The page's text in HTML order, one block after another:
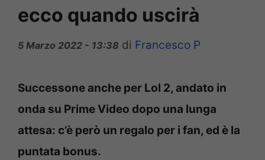
ecco quando uscirà
5 Marzo 2022 - 13:38 di Francesco P
Successone anche per Lol 2, andato in
onda su Prime Video dopo una lunga
attesa: c’è però un regalo per i fan, ed è la
puntata bonus.